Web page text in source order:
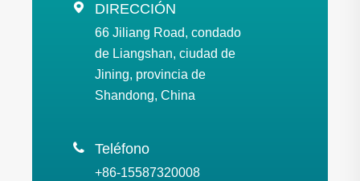
 DIRECCIÓN
66 Jiliang Road, condado
de Liangshan, ciudad de
Jining, provincia de
Shandong, China
 Teléfono
+86-15587320008